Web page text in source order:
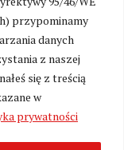
przypominamy
danych
z naszej
się z treścią
w
prywatności